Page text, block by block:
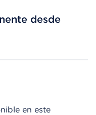
desde
en este